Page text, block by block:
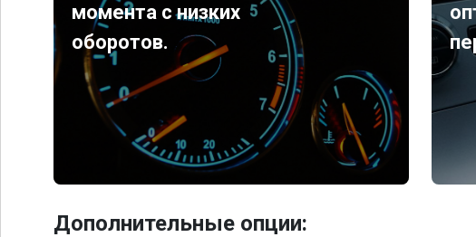
момента с низких
оборотов.
Дополнительные опции: